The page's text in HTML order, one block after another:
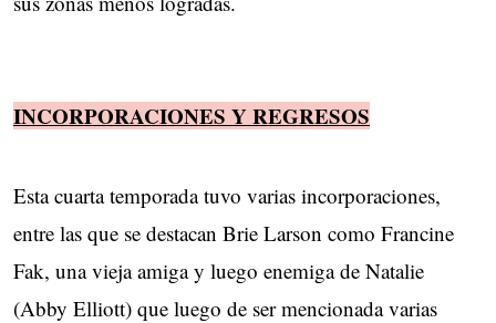
INCORPORACIONES Y REGRESOS
Esta cuarta temporada tuvo varias incorporaciones,
entre las que se destacan Brie Larson como Francine
Fak, una vieja amiga y luego enemiga de Natalie
(Abby Elliott) que luego de ser mencionada varias